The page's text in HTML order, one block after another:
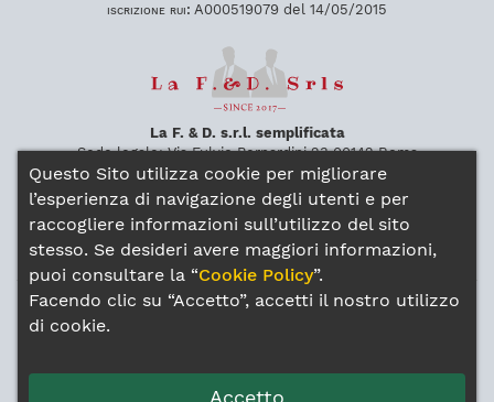
iscrizione rui: A000519079 del 14/05/2015
La F. & D. s.r.l. semplificata
Sede legale:Via Fulvio Bernardini 2300142 Roma
Sede operativa:Viale Erminio Spalla 9 00142 Roma
tel: 065911189 fax: 0654229312
pec:
pec
partita iva:14172281009
iscrizione rui: A000570367 del 29/03/2017
Gli intermediari sono soggetti al controllo dell’IVASS
Questo Sito utilizza cookie per migliorare
l’esperienza di navigazione degli utenti e per
raccogliere informazioni sull’utilizzo del sito
stesso. Se desideri avere maggiori informazioni,
puoi consultare la “Cookie Policy”.
Facendo clic su “Accetto”, accetti il nostro utilizzo
di cookie.
Accetto